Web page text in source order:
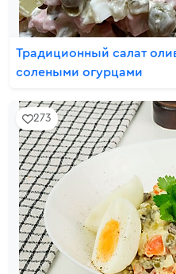
Традиционный салат
солеными огурцами
273